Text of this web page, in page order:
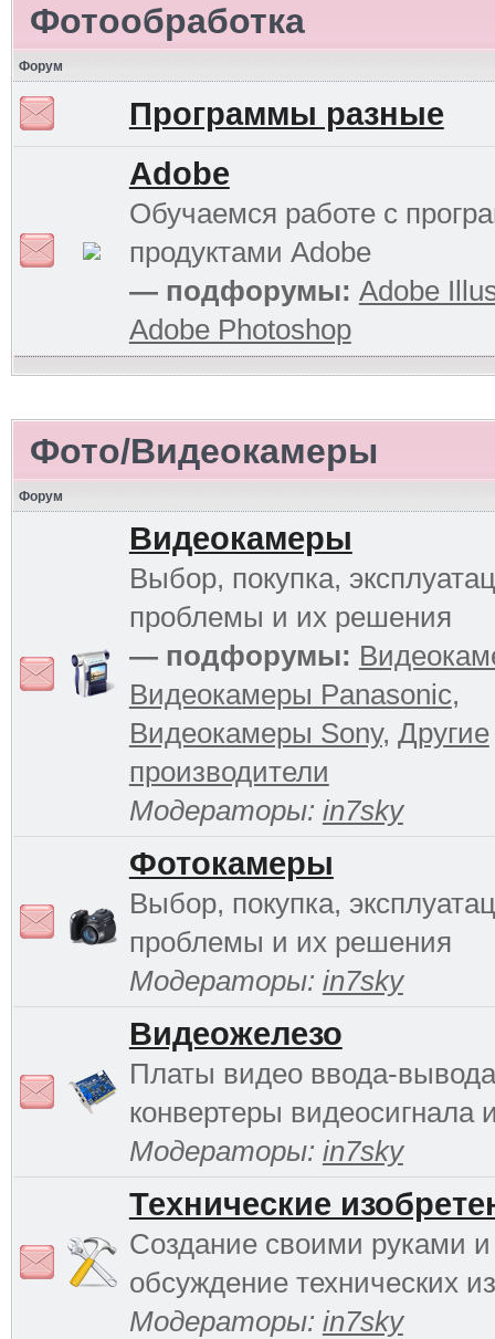
Фотообработка
Форум
Программы разные
Adobe
Обучаемся работе с
продуктами Adobe
— подфорумы: Adobe
Adobe Photoshop
Фото/Видеокамеры
Форум
Видеокамеры
Выбор, покупка,
проблемы и их решения
— подфорумы:
Видеокамеры Panasonic,
Видеокамеры Sony, Другие
производители
Модераторы: in7sky
Фотокамеры
Выбор, покупка,
проблемы и их решения
Модераторы: in7sky
Видеожелезо
Платы видео ввода-
конвертеры видеосигнала
Модераторы: in7sky
Технические
Создание своими руками и
обсуждение технических
Модераторы: in7sky